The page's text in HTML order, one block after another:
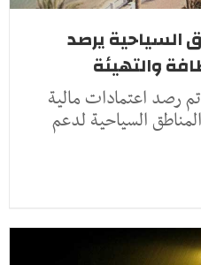
السياحية يرصد
رصد اعتمادات مالية
السياحية لدعم